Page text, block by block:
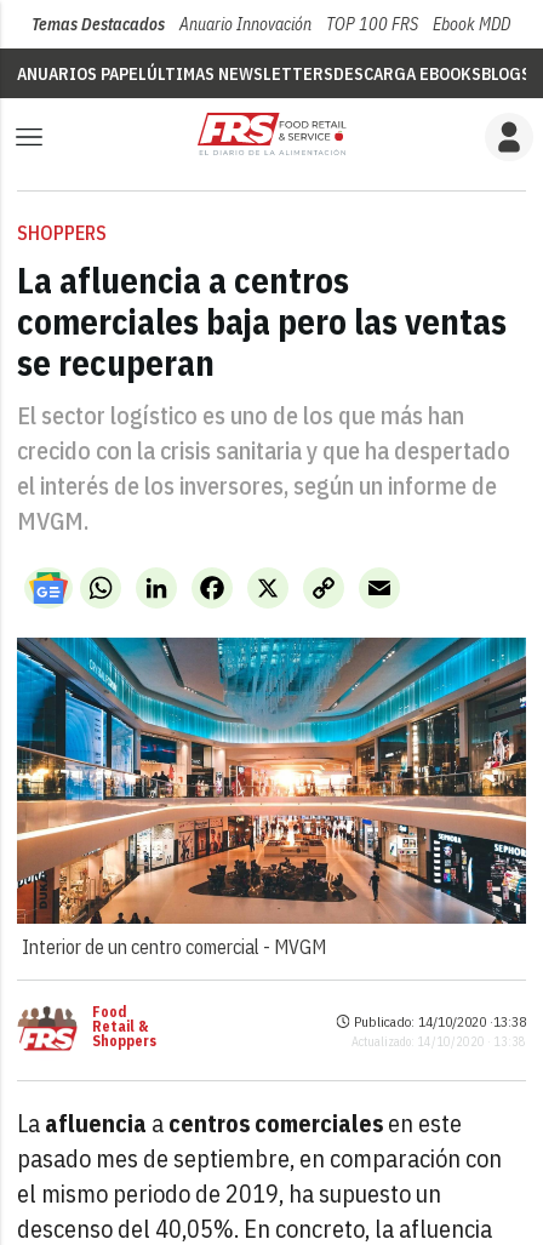
Temas Destacados Anuario Innovación TOP 100 FRS Ebook MDD
ANUARIOS PAPELÚLTIMAS NEWSLETTERSDESCARGA EBOOKSBLOGS
SHOPPERS
La afluencia a centros
comerciales baja pero las ventas
se recuperan
El sector logístico es uno de los que más han
crecido con la crisis sanitaria y que ha despertado
el interés de los inversores, según un informe de
MVGM.
WhatsAppLinkedIn X
Facebook
Copy
Link
Email
Interior de un centro comercial - MVGM
Food
Retail &
Shoppers
Publicado: 14/10/2020 ·13:38
Actualizado: 14/10/2020 · 13:38
Laafluencia acentros comercialesen este
pasado mes de septiembre, en comparación con
el mismo periodo de 2019, ha supuesto un
descenso del 40,05%. En concreto, la afluencia